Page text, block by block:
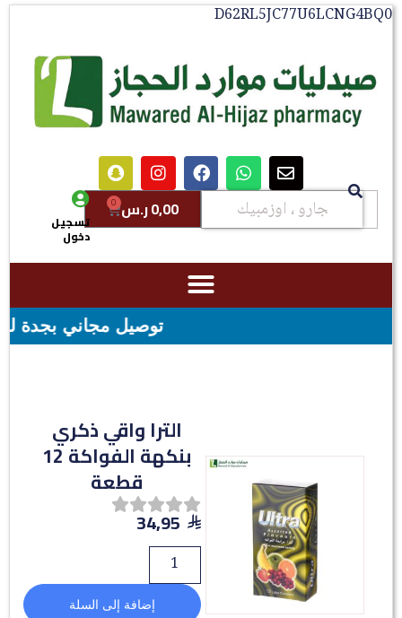
D62RL5JC77U6LCNG4BQ0
0,00ر.س 0
تسجيل
دخول
توصيل مجاني بجدة للطلبات فوق قيمه ال ١٠٠ ريال -
الترا واقي ذكري
بنكهة الفواكة 12
قطعة
34,95
إضافة إلى السلة